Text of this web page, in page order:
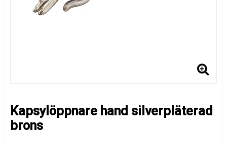
Kapsylöppnare hand silverpläterad
brons